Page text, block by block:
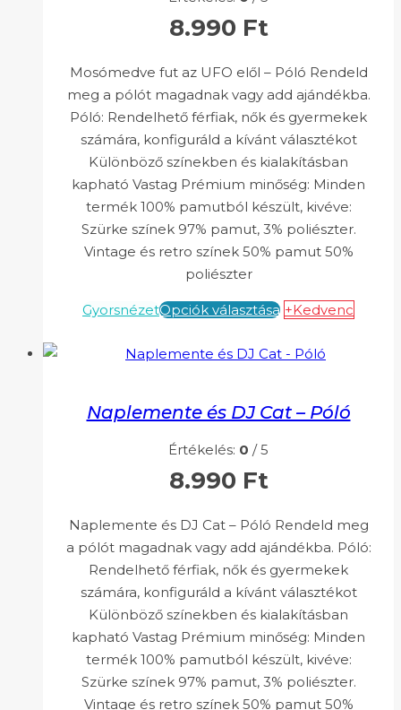
8.990 Ft
Mosómedve fut az UFO elől – Póló Rendeld
meg a pólót magadnak vagy add ajándékba.
Póló: Rendelhető férfiak, nők és gyermekek
számára, konfiguráld a kívánt választékot
Különböző színekben és kialakításban
kapható Vastag Prémium minőség: Minden
termék 100% pamutból készült, kivéve:
Szürke színek 97% pamut, 3% poliészter.
Vintage és retro színek 50% pamut 50%
poliészter
GyorsnézetOpciók választása +Kedvenc
Naplemente és DJ Cat – Póló
Értékelés: 0 / 5
8.990 Ft
Naplemente és DJ Cat – Póló Rendeld meg
a pólót magadnak vagy add ajándékba. Póló:
Rendelhető férfiak, nők és gyermekek
számára, konfiguráld a kívánt választékot
Különböző színekben és kialakításban
kapható Vastag Prémium minőség: Minden
termék 100% pamutból készült, kivéve:
Szürke színek 97% pamut, 3% poliészter.
Vintage és retro színek 50% pamut 50%